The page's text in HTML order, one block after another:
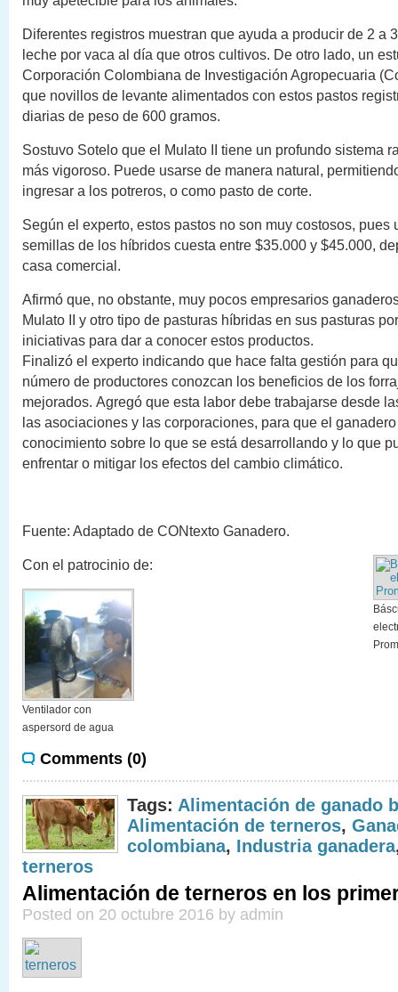
Diferentes registros muestran que ayuda a producir de 2 a
leche por vaca al día que otros cultivos. De otro lado, un
Corporación Colombiana de Investigación Agropecuaria
que novillos de levante alimentados con estos pastos
diarias de peso de 600 gramos.
Sostuvo Sotelo que el Mulato II tiene un profundo sistema
más vigoroso. Puede usarse de manera natural,
ingresar a los potreros, o como pasto de corte.
Según el experto, estos pastos no son muy costosos, pues
semillas de los híbridos cuesta entre $35.000 y $45.000,
casa comercial.
Afirmó que, no obstante, muy pocos empresarios
Mulato II y otro tipo de pasturas híbridas en sus pasturas
iniciativas para dar a conocer estos productos.
Finalizó el experto indicando que hace falta gestión para
número de productores conozcan los beneficios de los
mejorados. Agregó que esta labor debe trabajarse desde
las asociaciones y las corporaciones, para que el
conocimiento sobre lo que se está desarrollando y lo que
enfrentar o mitigar los efectos del cambio climático.
Fuente: Adaptado de CONtexto Ganadero.
Con el patrocinio de:
Ventilador con
aspersord de agua
Comments (0)
Tags: Alimentación de ganado
Alimentación de terneros,
colombiana, Industria ganadera
terneros
Alimentación de terneros en los
Posted on 20 octubre 2016 by admin